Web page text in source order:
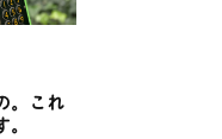
。これ